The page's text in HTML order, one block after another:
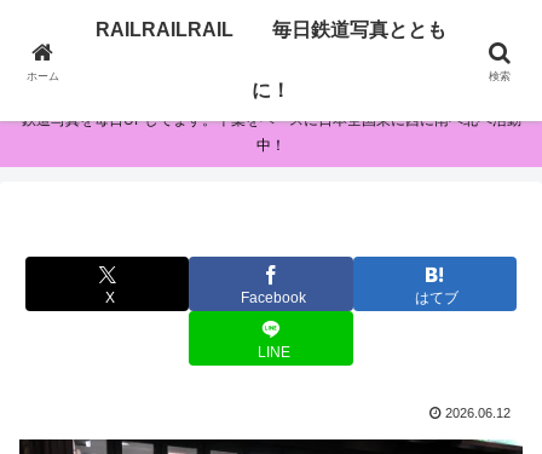
RAILRAILRAIL 毎日鉄道写真とともに！
鉄道写真を毎日UPしてます。千葉をベースに日本全国東に西に南へ北へ活動
中！
X Facebook はてブ
LINE
2026.06.12
ホーム
RAILRAILRAIL 毎日鉄道写真ととも
に！
検索